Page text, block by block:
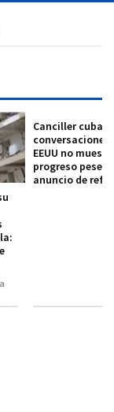
Canciller
conversaciones
EEUU no
progreso pese a
anuncio de